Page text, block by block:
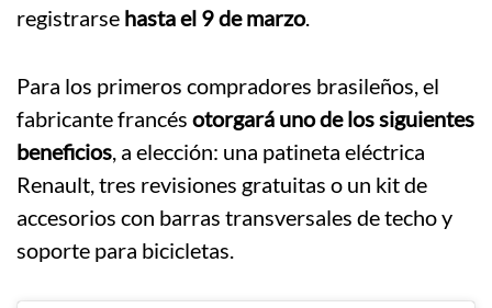
registrarse hasta el 9 de marzo.
Para los primeros compradores brasileños, el
fabricante francés otorgará uno de los siguientes
beneficios, a elección: una patineta eléctrica
Renault, tres revisiones gratuitas o un kit de
accesorios con barras transversales de techo y
soporte para bicicletas.